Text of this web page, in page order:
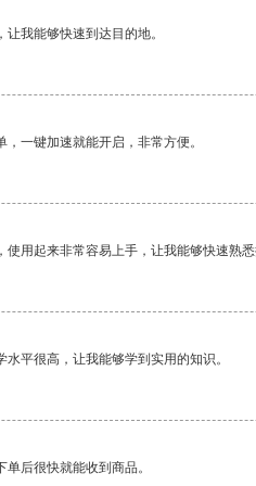
我能够快速到达目的地。
一键加速就能开启，非常方便。
使用起来非常容易上手，让我能够快速熟
平很高，让我能够学到实用的知识。
后很快就能收到商品。